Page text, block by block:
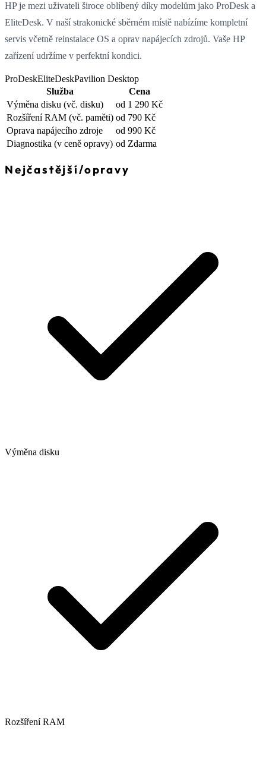
HP je mezi uživateli široce oblíbený díky modelům jako ProDesk a
EliteDesk. V naší strakonické sběrném místě nabízíme kompletní
servis včetně reinstalace OS a oprav napájecích zdrojů. Vaše HP
zařízení udržíme v perfektní kondici.
ProDeskEliteDeskPavilion Desktop
Služba
Cena
Výměna disku (vč. disku)
od 1 290 Kč
Rozšíření RAM (vč. paměti) od 790 Kč
Oprava napájecího zdroje
od 990 Kč
Diagnostika (v ceně opravy) od Zdarma
Nejčastější/opravy
Výměna disku
Rozšíření RAM